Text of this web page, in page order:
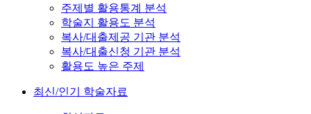
주제별 활용통계 분석
학술지 활용도 분석
복사/대출제공 기관 분석
복사/대출신청 기관 분석
활용도 높은 주제
최신/인기 학술자료